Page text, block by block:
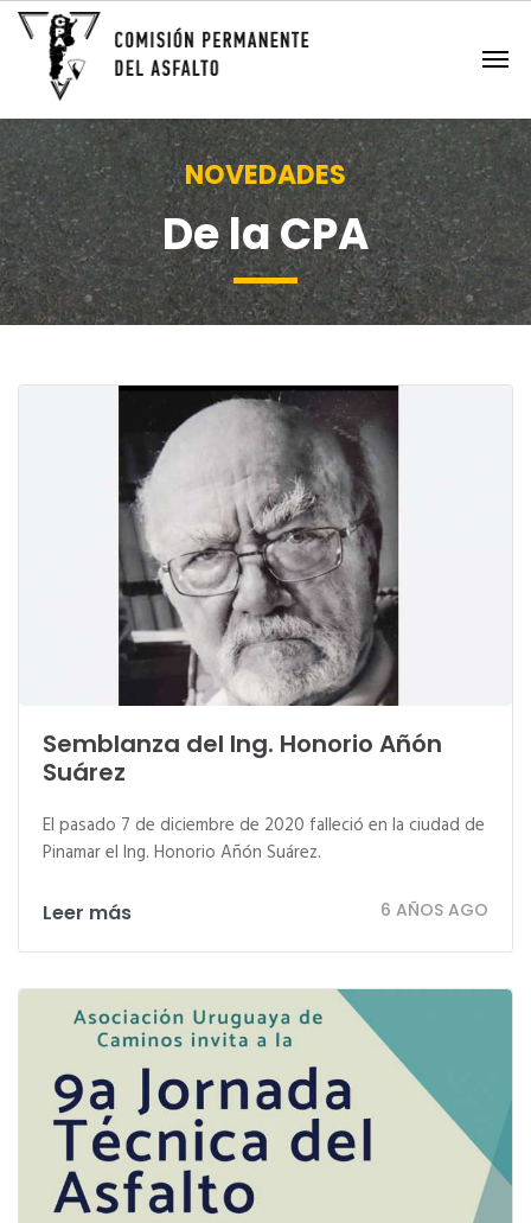
NOVEDADES
De la CPA
Semblanza del Ing. Honorio Añón
Suárez
El pasado 7 de diciembre de 2020 falleció en la ciudad de
Pinamar el Ing. Honorio Añón Suárez.
Leer más 6 AÑOS AGO